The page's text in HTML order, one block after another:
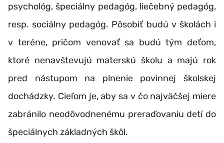
psychológ, špeciálny pedagóg, liečebný pedagóg,
resp. sociálny pedagóg. Pôsobiť budú v školách i
v teréne, pričom venovať sa budú tým deťom,
ktoré nenavštevujú materskú školu a majú rok
pred nástupom na plnenie povinnej školskej
dochádzky. Cieľom je, aby sa v čo najväčšej miere
zabránilo neodôvodnenému preraďovaniu detí do
špeciálnych základných škôl.